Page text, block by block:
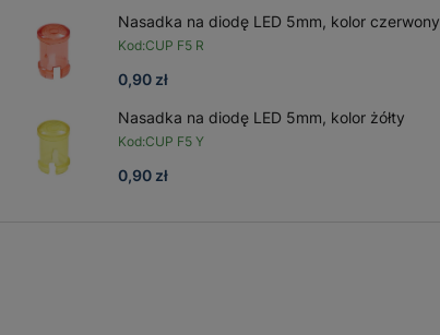
Nasadka na diodę LED 5mm, kolor czerwony
Kod:CUP F5 R
0,90 zł
Nasadka na diodę LED 5mm, kolor żółty
Kod:CUP F5 Y
0,90 zł